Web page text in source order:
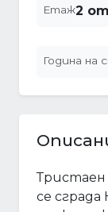
Етаж2
Година на
се